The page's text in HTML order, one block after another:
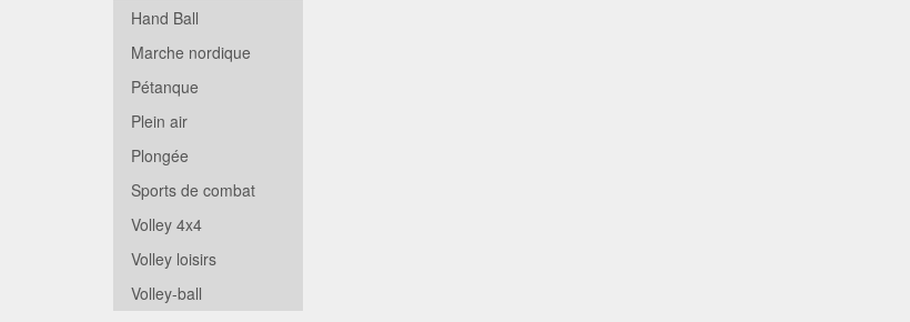
Hand Ball
Marche nordique
Pétanque
Plein air
Plongée
Sports de combat
Volley 4x4
Volley loisirs
Volley-ball